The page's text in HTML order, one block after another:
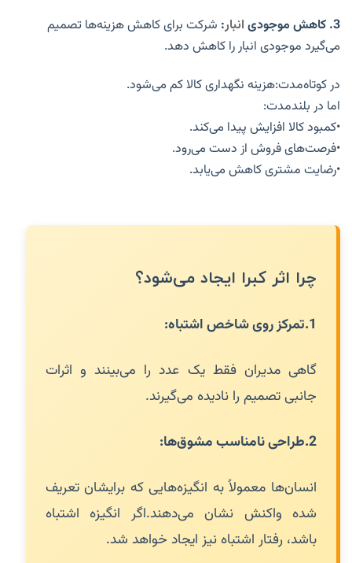
3. کاهش موجودی انبار: شرکت برای کاهش هزینه‌ها تصمیم
می‌گیرد موجودی انبار را کاهش دهد.
در کوتاه‌مدت:هزینه نگهداری کالا کم می‌شود.
اما در بلندمدت:
•کمبود کالا افزایش پیدا می‌کند.
•فرصت‌های فروش از دست می‌رود.
•رضایت مشتری کاهش می‌یابد.
چرا اثر کبرا ایجاد می‌شود؟
1. تمرکز روی شاخص اشتباه:
گاهی مدیران فقط یک عدد را می‌بینند و اثرات
جانبی تصمیم را نادیده می‌گیرند.
2. طراحی نامناسب مشوق‌ها:
انسان‌ها معمولاً به انگیزه‌هایی که برایشان تعریف
شده واکنش نشان می‌دهند.اگر انگیزه اشتباه
باشد، رفتار اشتباه نیز ایجاد خواهد شد.